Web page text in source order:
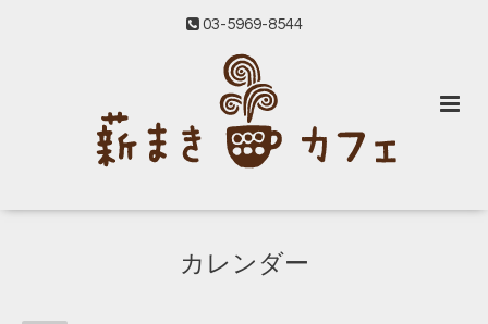
03-5969-8544
カレンダー